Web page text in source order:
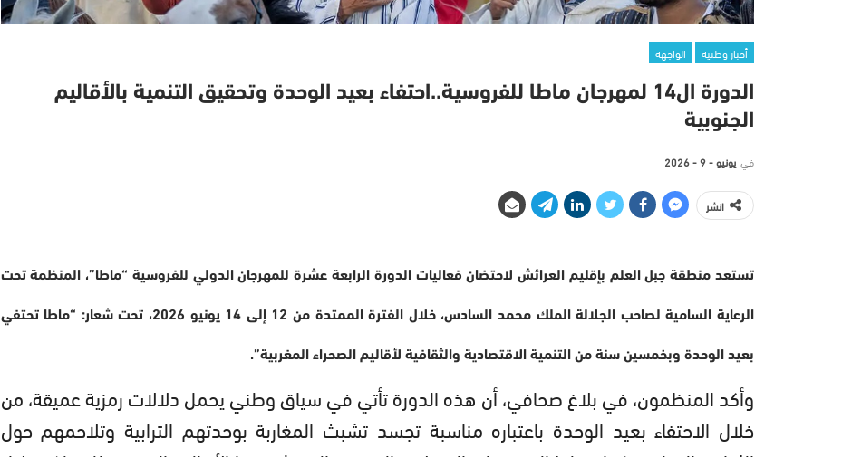
أخبار وطنية الواجهة
الدورة ال14 لمهرجان ماطا للفروسية..احتفاء بعيد الوحدة وتحقيق التنمية بالأقاليم
الجنوبية
في يونيو - 9 - 2026
انشر
تستعد منطقة جبل العلم بإقليم العرائش لاحتضان فعاليات الدورة الرابعة عشرة للمهرجان الدولي للفروسية “ماطا”، المنظمة تحت
الرعاية السامية لصاحب الجلالة الملك محمد السادس، خلال الفترة الممتدة من 12 إلى 14 يونيو 2026، تحت شعار: “ماطا تحتفي
بعيد الوحدة وبخمسين سنة من التنمية الاقتصادية والثقافية لأقاليم الصحراء المغربية”.
وأكد المنظمون، في بلاغ صحافي، أن هذه الدورة تأتي في سياق وطني يحمل دلالات رمزية عميقة، من
خلال الاحتفاء بعيد الوحدة باعتباره مناسبة تجسد تشبث المغاربة بوحدتهم الترابية وتلاحمهم حول